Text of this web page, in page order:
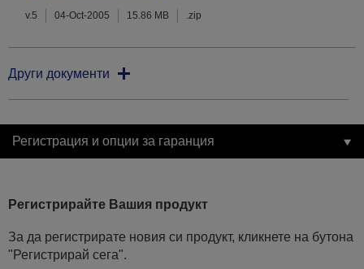
v.5 04-Oct-2005 15.86 MB .zip
Други документи
Регистрация и опции за гаранция
Регистрирайте Вашия продукт
За да регистрирате новия си продукт, кликнете на бутона
"Регистрирай сега".